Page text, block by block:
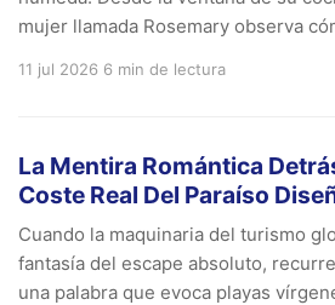
mujer llamada Rosemary observa
11 jul 2026 6 min de lectura
La Mentira Romántica
Coste Real Del Paraíso
Cuando la maquinaria del turismo
fantasía del escape absoluto,
una palabra que evoca playas